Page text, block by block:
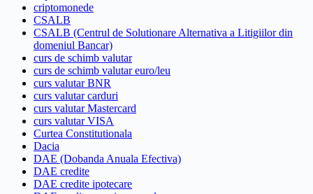
criptomonede
CSALB
CSALB (Centrul de Solutionare Alternativa a Litigiilor din
domeniul Bancar)
curs de schimb valutar
curs de schimb valutar euro/leu
curs valutar BNR
curs valutar carduri
curs valutar Mastercard
curs valutar VISA
Curtea Constitutionala
Dacia
DAE (Dobanda Anuala Efectiva)
DAE credite
DAE credite ipotecare